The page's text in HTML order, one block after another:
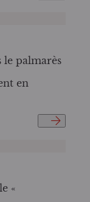
le palmarès
en
«